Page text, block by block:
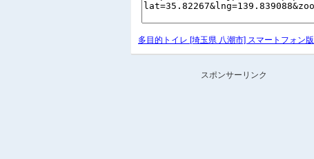
多目的トイレ [埼玉県 八潮市] スマートフォン版
スポンサーリンク